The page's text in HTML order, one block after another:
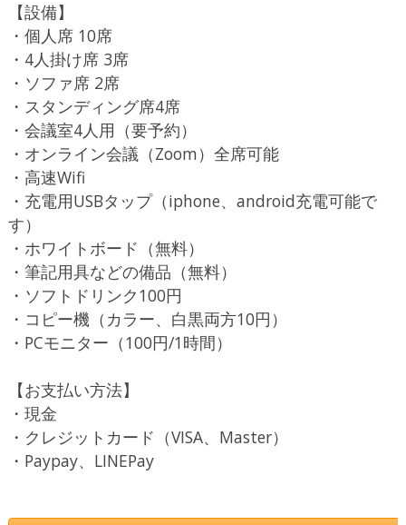
【設備】
・個人席 10席
・4人掛け席 3席
・ソファ席 2席
・スタンディング席4席
・会議室4人用（要予約）
・オンライン会議（Zoom）全席可能
・高速Wifi
・充電用USBタップ（iphone、android充電可能で
す）
・ホワイトボード（無料）
・筆記用具などの備品（無料）
・ソフトドリンク100円
・コピー機（カラー、白黒両方10円）
・PCモニター（100円/1時間）
【お支払い方法】
・現金
・クレジットカード（VISA、Master）
・Paypay、LINEPay